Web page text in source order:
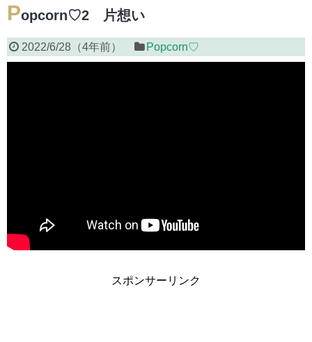
Popcorn♡2 片想い
2022/6/28（4年前） Popcorn♡
スポンサーリンク